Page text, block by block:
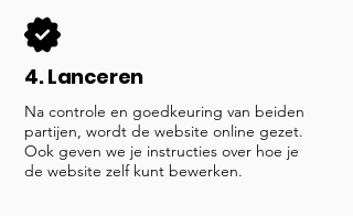
4. Lanceren
Na controle en goedkeuring van beiden
partijen, wordt de website online gezet.
Ook geven we je instructies over hoe je
de website zelf kunt bewerken.